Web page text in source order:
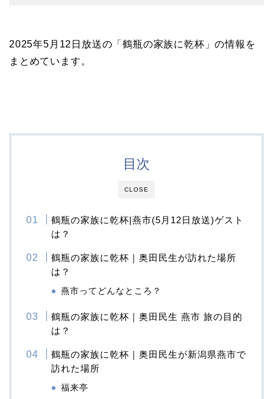
2025年5月12日放送の「鶴瓶の家族に乾杯」の情報を
まとめています。
CLOSE
目次
鶴瓶の家族に乾杯|燕市(5月12日放送)ゲスト
は？
鶴瓶の家族に乾杯｜奥田民生が訪れた場所
は？
燕市ってどんなところ？
鶴瓶の家族に乾杯｜奥田民生 燕市 旅の目的
は？
鶴瓶の家族に乾杯｜奥田民生が新潟県燕市で
訪れた場所
福来亭